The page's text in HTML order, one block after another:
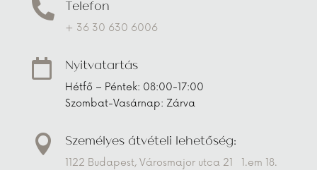
 Telefon
+ 36 30 630 6006
 Nyitvatartás
Hétfő – Péntek: 08:00-17:00
Szombat-Vasárnap: Zárva
 Személyes átvételi lehetőség:
1122 Budapest, Városmajor utca 21 1.em 18.